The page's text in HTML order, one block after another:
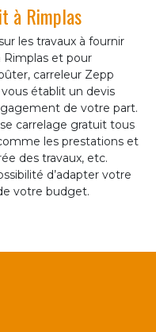
à Rimplas
les travaux à fournir
Rimplas et pour
carreleur Zepp
établit un devis
de votre part.
carrelage gratuit tous
les prestations et
des travaux, etc.
d’adapter votre
votre budget.